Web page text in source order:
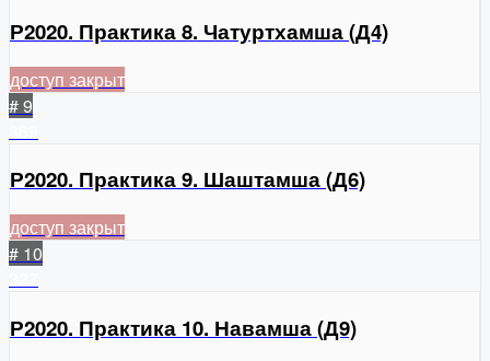
Р2020. Практика 8. Чатуртхамша (Д4)
доступ закрыт
# 9
Р2020. Практика 9. Шаштамша (Д6)
доступ закрыт
# 10
Р2020. Практика 10. Навамша (Д9)